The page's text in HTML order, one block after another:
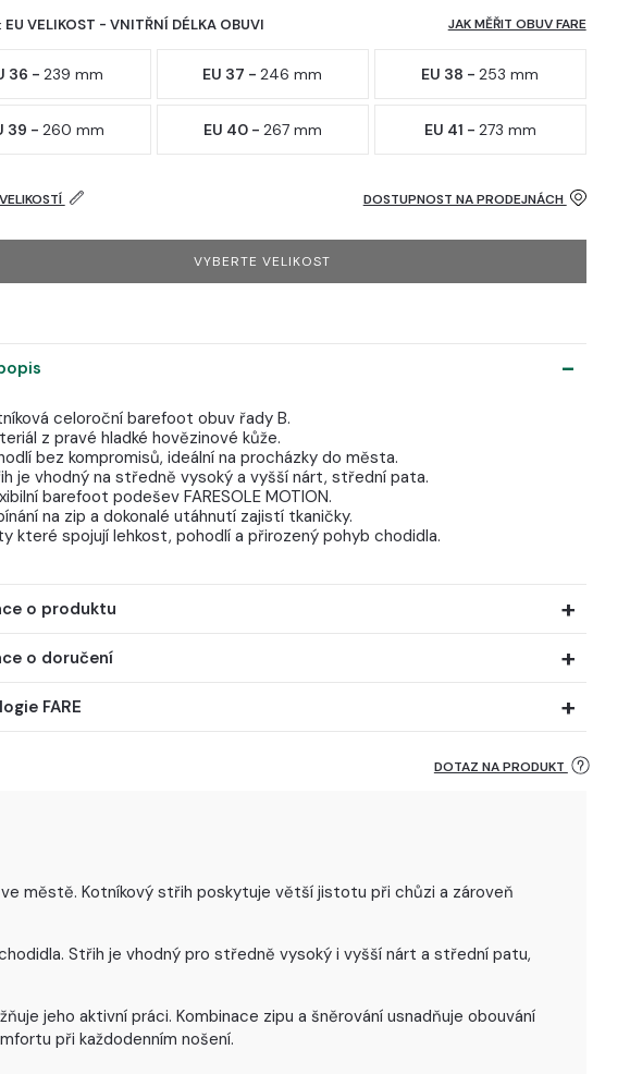
EU VELIKOST - VNITŘNÍ DÉLKA OBUVI JAK MĚŘIT OBUV FARE
36 -239 mm EU 37 -246 mm EU 38 -253 mm
39 -260 mm EU 40 - 267 mm EU 41 - 273 mm
DOSTUPNOST NA PRODEJNÁCH
VYBERTE VELIKOST
celoroční barefoot obuv řady B.
z pravé hladké hovězinové kůže.
bez kompromisů, ideální na procházky do města.
je vhodný na středně vysoký a vyšší nárt, střední pata.
barefoot podešev FARESOLE MOTION.
na zip a dokonalé utáhnutí zajistí tkaničky.
které spojují lehkost, pohodlí a přirozený pohyb chodidla.
o produktu
o doručení
FARE
DOTAZ NA PRODUKT
městě. Kotníkový střih poskytuje větší jistotu při chůzi a zároveň
Střih je vhodný pro středně vysoký i vyšší nárt a střední patu,
jeho aktivní práci. Kombinace zipu a šněrování usnadňuje obouvání
při každodenním nošení.